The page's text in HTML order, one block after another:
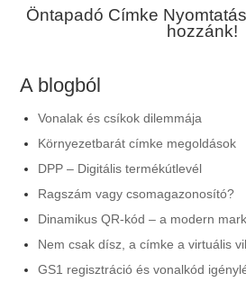
Öntapadó Címke
hozzánk!
A blogból
Vonalak és csíkok dilemmája
Környezetbarát címke megoldások
DPP – Digitális termékútlevél
Ragszám vagy csomagazonosító?
Dinamikus QR-kód – a modern
Nem csak dísz, a címke a virtuális
GS1 regisztráció és vonalkód